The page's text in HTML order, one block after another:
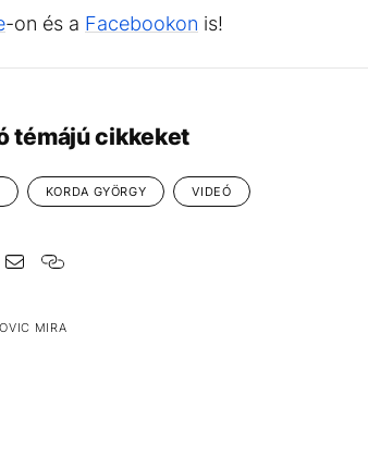
-on és a Facebookon is!
témájú cikkeket
KORDA GYÖRGY VIDEÓ
MIRA